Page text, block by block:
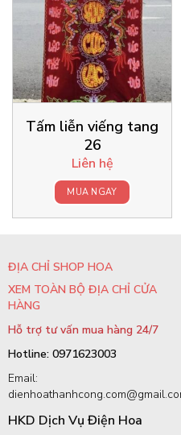
Tấm liễn viếng tang
26
Liên hệ
MUA NGAY
ĐỊA CHỈ SHOP HOA
XEM TOÀN BỘ ĐỊA CHỈ CỬA
HÀNG
Hỗ trợ tư vấn mua hàng 24/7
Hotline: 0971623003
Email:
HKD Dịch Vụ Điện Hoa